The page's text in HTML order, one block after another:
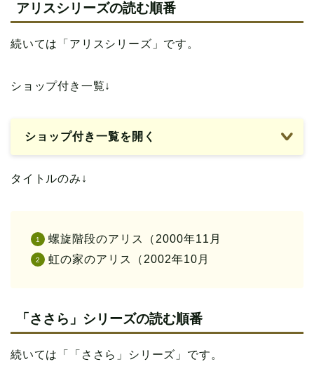
アリスシリーズの読む順番
続いては「アリスシリーズ」です。
ショップ付き一覧↓
ショップ付き一覧を開く
タイトルのみ↓
螺旋階段のアリス（2000年11月
虹の家のアリス（2002年10月
「ささら」シリーズの読む順番
続いては「「ささら」シリーズ」です。